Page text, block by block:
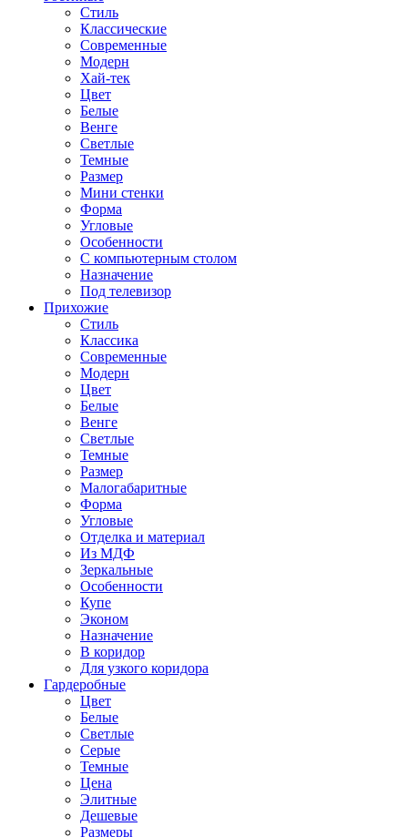
Стиль
Классические
Современные
Модерн
Хай-тек
Цвет
Белые
Венге
Светлые
Темные
Размер
Мини стенки
Форма
Угловые
Особенности
С компьютерным столом
Назначение
Под телевизор
Прихожие
Стиль
Классика
Современные
Модерн
Цвет
Белые
Венге
Светлые
Темные
Размер
Малогабаритные
Форма
Угловые
Отделка и материал
Из МДФ
Зеркальные
Особенности
Купе
Эконом
Назначение
В коридор
Для узкого коридора
Гардеробные
Цвет
Белые
Светлые
Серые
Темные
Цена
Элитные
Дешевые
Размеры